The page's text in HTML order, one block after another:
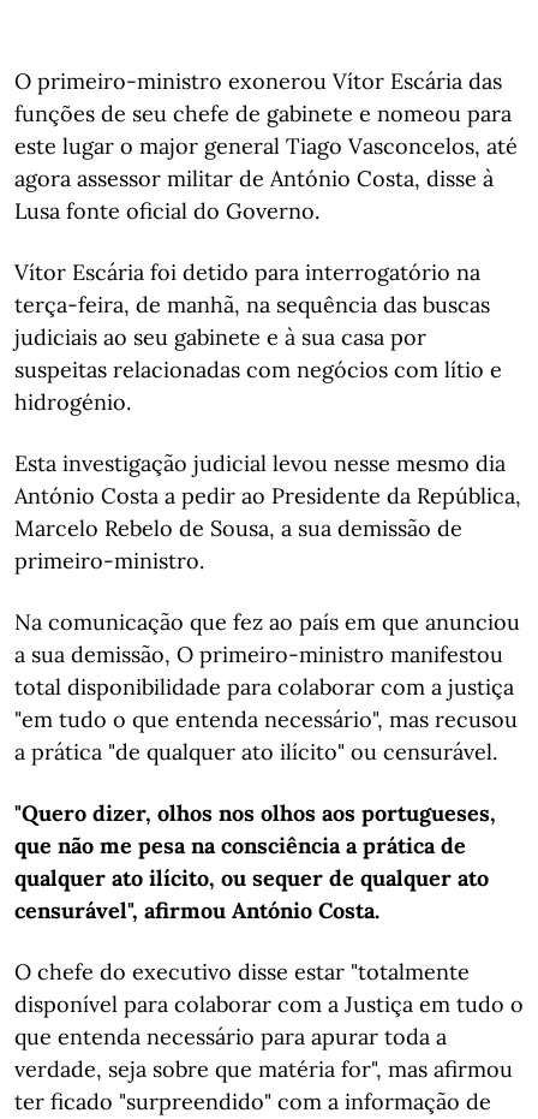
O primeiro-ministro exonerou Vítor Escária das
funções de seu chefe de gabinete e nomeou para
este lugar o major general Tiago Vasconcelos, até
agora assessor militar de António Costa, disse à
Lusa fonte oficial do Governo.
Vítor Escária foi detido para interrogatório na
terça-feira, de manhã, na sequência das buscas
judiciais ao seu gabinete e à sua casa por
suspeitas relacionadas com negócios com lítio e
hidrogénio.
Esta investigação judicial levou nesse mesmo dia
António Costa a pedir ao Presidente da República,
Marcelo Rebelo de Sousa, a sua demissão de
primeiro-ministro.
Na comunicação que fez ao país em que anunciou
a sua demissão, O primeiro-ministro manifestou
total disponibilidade para colaborar com a justiça
"em tudo o que entenda necessário", mas recusou
a prática "de qualquer ato ilícito" ou censurável.
"Quero dizer, olhos nos olhos aos portugueses,
que não me pesa na consciência a prática de
qualquer ato ilícito, ou sequer de qualquer ato
censurável", afirmou António Costa.
O chefe do executivo disse estar "totalmente
disponível para colaborar com a Justiça em tudo o
que entenda necessário para apurar toda a
verdade, seja sobre que matéria for", mas afirmou
ter ficado "surpreendido" com a informação de